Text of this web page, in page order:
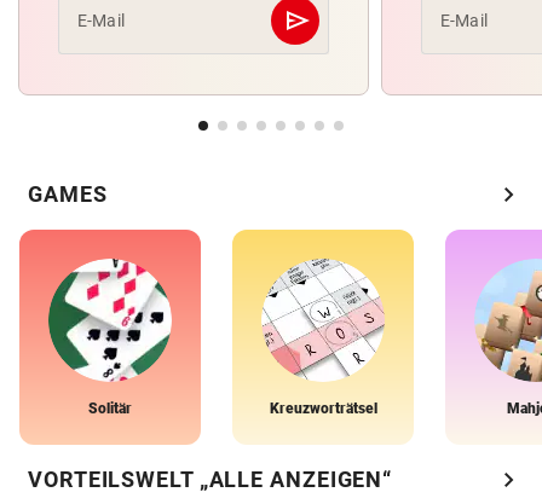
E-Mail send
Abschicken E-Mail
GAMES chevron_right
Solitär Kreuzworträtsel
VORTEILSWELT „ALLE ANZEIGEN“ chevron_right